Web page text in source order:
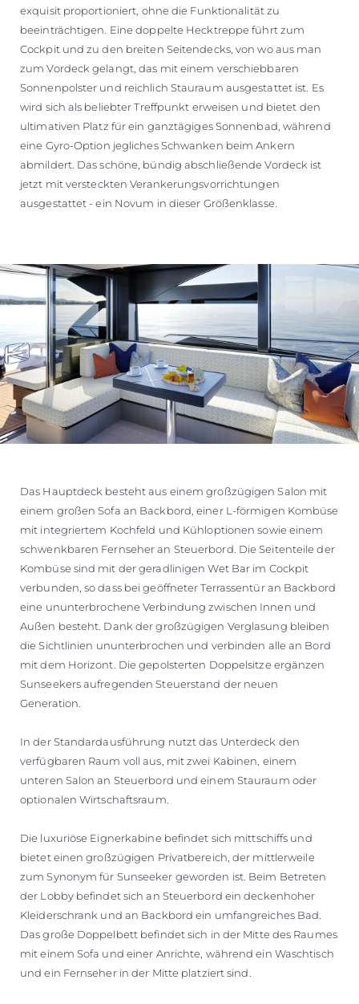
exquisit proportioniert, ohne die Funktionalität zu
beeinträchtigen. Eine doppelte Hecktreppe führt zum
Cockpit und zu den breiten Seitendecks, von wo aus man
zum Vordeck gelangt, das mit einem verschiebbaren
Sonnenpolster und reichlich Stauraum ausgestattet ist. Es
wird sich als beliebter Treffpunkt erweisen und bietet den
ultimativen Platz für ein ganztägiges Sonnenbad, während
eine Gyro-Option jegliches Schwanken beim Ankern
abmildert. Das schöne, bündig abschließende Vordeck ist
jetzt mit versteckten Verankerungsvorrichtungen
ausgestattet - ein Novum in dieser Größenklasse.
Das Hauptdeck besteht aus einem großzügigen Salon mit
einem großen Sofa an Backbord, einer L-förmigen Kombüse
mit integriertem Kochfeld und Kühloptionen sowie einem
schwenkbaren Fernseher an Steuerbord. Die Seitenteile der
Kombüse sind mit der geradlinigen Wet Bar im Cockpit
verbunden, so dass bei geöffneter Terrassentür an Backbord
eine ununterbrochene Verbindung zwischen Innen und
Außen besteht. Dank der großzügigen Verglasung bleiben
die Sichtlinien ununterbrochen und verbinden alle an Bord
mit dem Horizont. Die gepolsterten Doppelsitze ergänzen
Sunseekers aufregenden Steuerstand der neuen
Generation.
In der Standardausführung nutzt das Unterdeck den
verfügbaren Raum voll aus, mit zwei Kabinen, einem
unteren Salon an Steuerbord und einem Stauraum oder
optionalen Wirtschaftsraum.
Die luxuriöse Eignerkabine befindet sich mittschiffs und
bietet einen großzügigen Privatbereich, der mittlerweile
zum Synonym für Sunseeker geworden ist. Beim Betreten
der Lobby befindet sich an Steuerbord ein deckenhoher
Kleiderschrank und an Backbord ein umfangreiches Bad.
Das große Doppelbett befindet sich in der Mitte des Raumes
mit einem Sofa und einer Anrichte, während ein Waschtisch
und ein Fernseher in der Mitte platziert sind.